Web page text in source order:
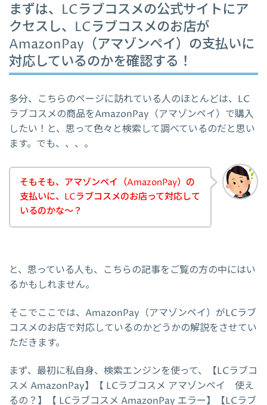
まずは、LCラブコスメの公式サイトにア
クセスし、LCラブコスメのお店が
AmazonPay（アマゾンペイ）の支払いに
対応しているのかを確認する！
多分、こちらのページに訪れている人のほとんどは、LC
ラブコスメの商品をAmazonPay（アマゾンペイ）で購入
したい！と、思って色々と検索して調べているのだと思い
ます。でも、、、。
そもそも、アマゾンペイ（AmazonPay）の
支払いに、LCラブコスメのお店って対応して
いるのかな～？
と、思っている人も、こちらの記事をご覧の方の中にはい
るかもしれません。
そこでここでは、AmazonPay（アマゾンペイ）がLCラブ
コスメのお店で対応しているのかどうかの解説をさせてい
ただきます。
まず、最初に私自身、検索エンジンを使って、【LCラブコ
スメ AmazonPay】【 LCラブコスメ アマゾンペイ 使え
るの？】【 LCラブコスメ AmazonPay エラー】【LCラブ